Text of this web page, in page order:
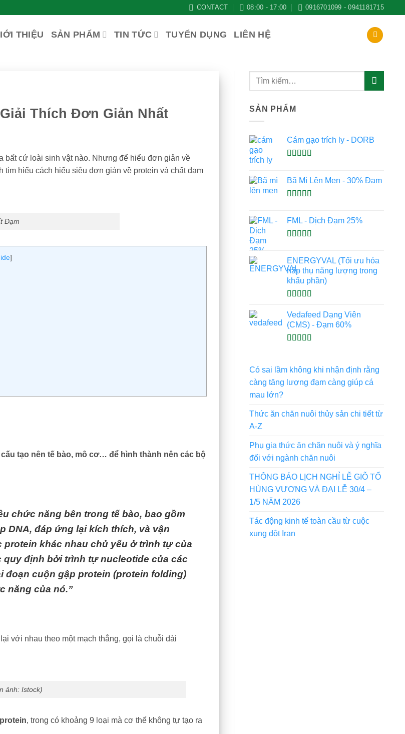
CONTACT 08:00 - 17:00 0916701099 - 0941181715
THIỆU SẢN PHẨM TIN TỨC TUYỂN DỤNG LIÊN HỆ
Thích Đơn Giản Nhất
bất cứ loài sinh vật nào. Nhưng để hiểu đơn giản về
tìm hiểu cách hiểu siêu đơn giản về protein và chất đạm
Đạm
]
tạo nên tế bào, mô cơ… để hình thành nên các bộ
chức năng bên trong tế bào, bao gồm
DNA, đáp ứng lại kích thích, và vận
khác nhau chủ yếu ở trình tự của
định bởi trình tự nucleotide của các
cuộn gập protein (protein folding)
năng của nó.”
lại với nhau theo một mạch thẳng, gọi là chuỗi dài
ảnh: Istock)
, trong có khoảng 9 loại mà cơ thể không tự tạo ra
SẢN PHẨM
Cám gạo trích ly - DORB
sao
Bã Mì Lên Men - 30% Đạm
sao
FML - Dịch Đạm 25%
sao
ENERGYVAL (Tối ưu hóa
hấp thụ năng lượng trong
khẩu phần)
hạng5.005
sao
Vedafeed Dạng Viên
(CMS) - Đạm 60%
sao
Có sai lầm không khi nhận định rằng
càng tăng lượng đạm càng giúp cá
mau lớn?
Thức ăn chăn nuôi thủy sản chi tiết từ
A-Z
Phụ gia thức ăn chăn nuôi và ý nghĩa
đối với ngành chăn nuôi
THÔNG BÁO LỊCH NGHỈ LỄ GIỖ TỔ
HÙNG VƯƠNG VÀ ĐẠI LỄ 30/4 –
1/5 NĂM 2026
Tác động kinh tế toàn cầu từ cuộc
xung đột Iran